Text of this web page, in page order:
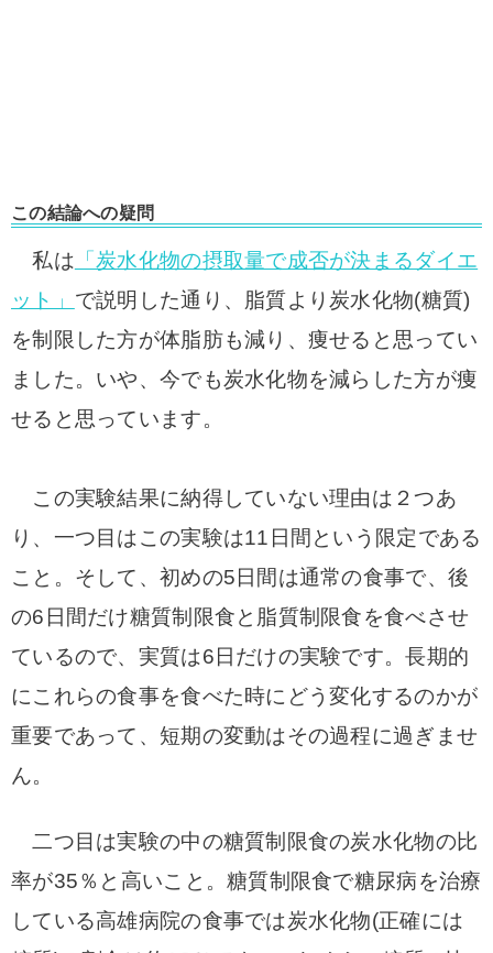
この結論への疑問
私は 「炭水化物の摂取量で成否が決まるダイエ
ット」 で説明した通り、脂質より炭水化物(糖質)
を制限した方が体脂肪も減り、痩せると思ってい
ました。 いや、今でも炭水化物を減らした方が痩
せると思っています。
この実験結果に納得していない理由は２つあ
り、一つ目はこの実験は11日間という限定である
こと。 そして、初めの5日間は通常の食事で、後
の6日間だけ糖質制限食と脂質制限食を食べさせ
ているので、実質は6日だけの実験です。長期的
にこれらの食事を食べた時にどう変化するのかが
重要であって、短期の変動はその過程に過ぎませ
ん。
二つ目は実験の中の糖質制限食の炭水化物の比
率が35％と高いこと。糖質制限食で糖尿病を治療
している高雄病院の食事では炭水化物(正確には